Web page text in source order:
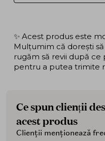
✨ Acest produs este
Mulțumim că dorești
rugăm să revii după
pentru a putea trimite
Ce spun clienții
acest produs
Clienții menționează